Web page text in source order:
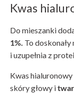
Kwas
Do mieszanki
1%. To
i uzupełnia z
Kwas
skóry głowy i